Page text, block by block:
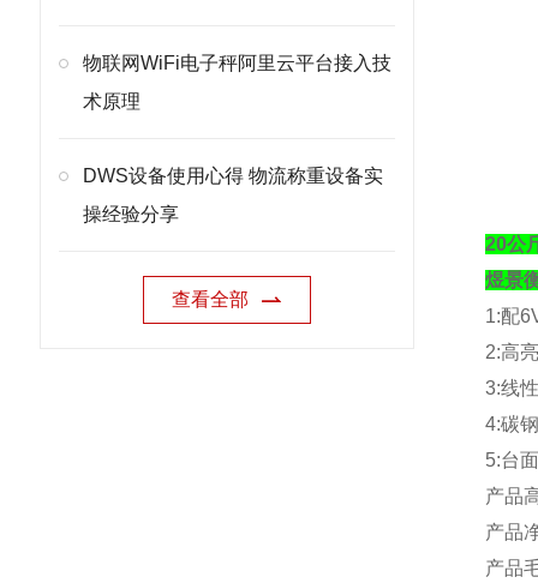
物联网WiFi电子秤阿里云平台接入技
术原理
DWS设备使用心得 物流称重设备实
操经验分享
查看全部
20公
煜景
1:配
2:高
3:线
4:碳
5:台
产品
产品
产品